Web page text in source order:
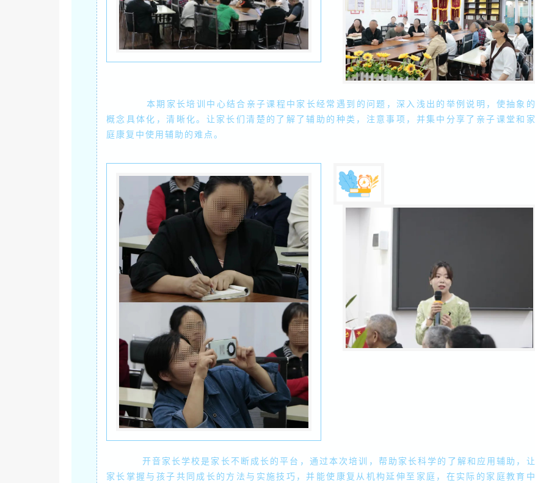
本期家长培训中心结合亲子课程中家长经常遇到的问题，深入浅出的举例说明，使抽象的
概念具体化，清晰化。让家长们清楚的了解了辅助的种类，注意事项，并集中分享了亲子课堂和家
庭康复中使用辅助的难点。
开音家长学校是家长不断成长的平台，通过本次培训，帮助家长科学的了解和应用辅助，让
家长掌握与孩子共同成长的方法与实施技巧，并能使康复从机构延伸至家庭，在实际的家庭教育中